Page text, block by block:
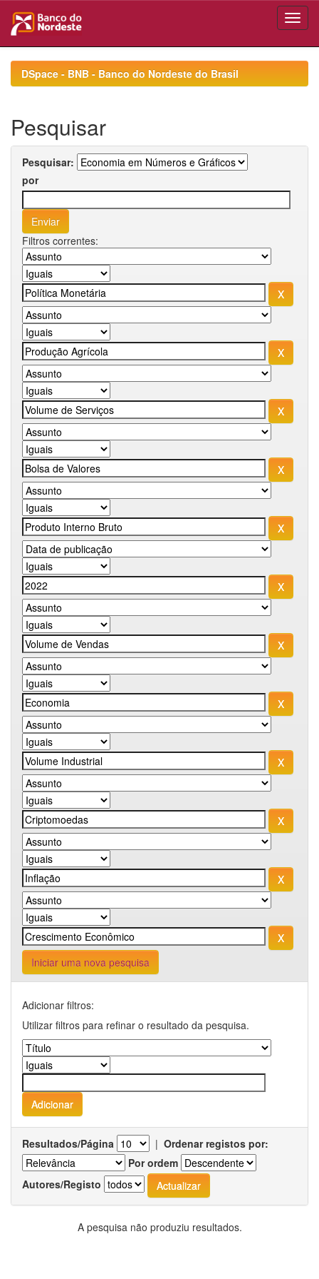
navigationDSpace - BNB - Banco do Nordeste do Brasil
Pesquisar
Pesquisar:
por
Filtros correntes:
Iniciar uma nova pesquisa
Adicionar filtros:
Utilizar filtros para refinar o resultado da pesquisa.
Resultados/Página | Ordenar registos por:
Por ordem
Autores/Registo
A pesquisa não produziu resultados.